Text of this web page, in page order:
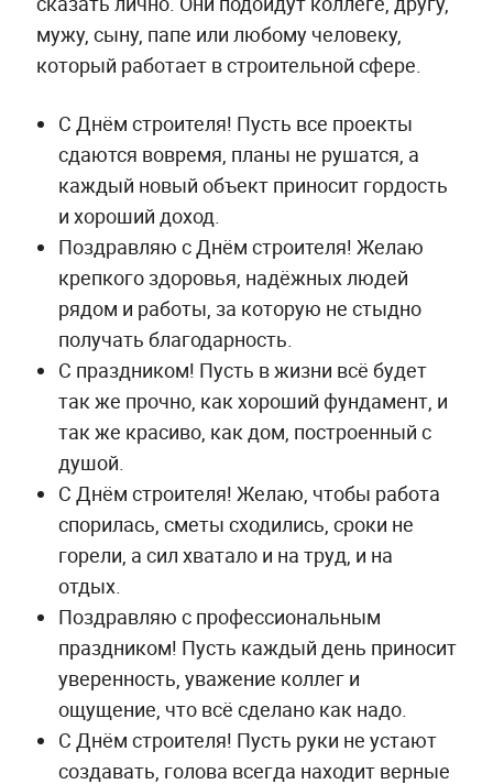
мужу, сыну, папе или любому человеку,
который работает в строительной сфере.
С Днём строителя! Пусть все проекты
сдаются вовремя, планы не рушатся, а
каждый новый объект приносит гордость
и хороший доход.
Поздравляю с Днём строителя! Желаю
крепкого здоровья, надёжных людей
рядом и работы, за которую не стыдно
получать благодарность.
С праздником! Пусть в жизни всё будет
так же прочно, как хороший фундамент, и
так же красиво, как дом, построенный с
душой.
С Днём строителя! Желаю, чтобы работа
спорилась, сметы сходились, сроки не
горели, а сил хватало и на труд, и на
отдых.
Поздравляю с профессиональным
праздником! Пусть каждый день приносит
уверенность, уважение коллег и
ощущение, что всё сделано как надо.
С Днём строителя! Пусть руки не устают
создавать, голова всегда находит верные